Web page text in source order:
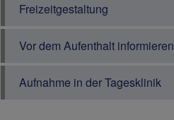
Freizeitgestaltung
Vor dem Aufenthalt informieren
Aufnahme in der Tagesklinik